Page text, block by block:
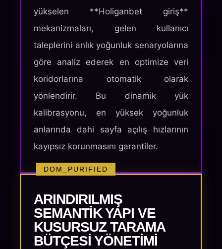
yükselen **Holiganbet giriş**
mekanizmaları, gelen kullanıcı
taleplerini anlık yoğunluk senaryolarına
göre analiz ederek en optimize veri
koridorlarına otomatik olarak
yönlendirir. Bu dinamik yük
kalibrasyonu, en yüksek yoğunluk
anlarında dahi sayfa açılış hızlarının
kayıpsız korunmasını garantiler.
DOM_PURIFIED
ARINDIRILMIŞ
SEMANTIK YAPI VE
KUSURSUZ TARAMA
BÜTÇESI YÖNETIMI